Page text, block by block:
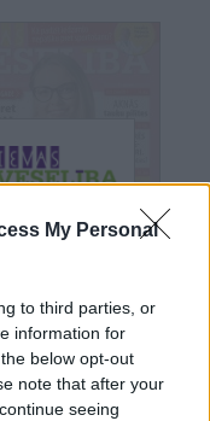
My Personal
to third parties, or
information for
below opt-out
note that after your
seeing